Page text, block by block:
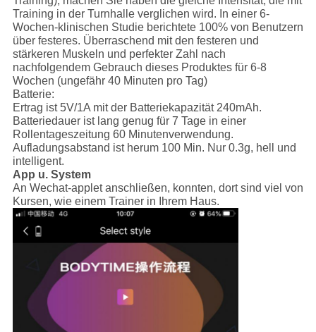
Training in der Turnhalle verglichen wird. In einer 6-
Wochen-klinischen Studie berichtete 100% von Benutzern
über festeres. Überraschend mit den festeren und
stärkeren Muskeln und perfekter Zahl nach
nachfolgendem Gebrauch dieses Produktes für 6-8
Wochen (ungefähr 40 Minuten pro Tag)
Batterie:
Ertrag ist 5V/1A mit der Batteriekapazität 240mAh.
Batteriedauer ist lang genug für 7 Tage in einer
Rollentageszeitung 60 Minutenverwendung.
Aufladungsabstand ist herum 100 Min. Nur 0.3g, hell und
intelligent.
App u. System
An Wechat-applet anschließen, konnten, dort sind viel von
Kursen, wie einem Trainer in Ihrem Haus.